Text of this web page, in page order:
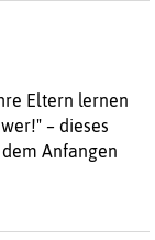
Eltern lernen
– dieses
Anfangen